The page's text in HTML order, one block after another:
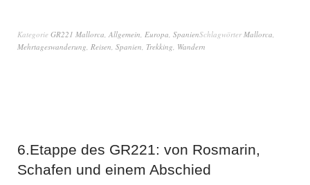
Kategorie GR221 Mallorca, Allgemein, Europa, SpanienSchlagwörterMallorca,
Mehrtageswanderung, Reisen, Spanien, Trekking, Wandern
6.Etappe des GR221: von Rosmarin,
Schafen und einem Abschied